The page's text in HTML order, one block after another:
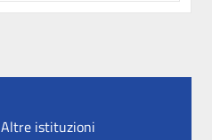
Altre istituzioni